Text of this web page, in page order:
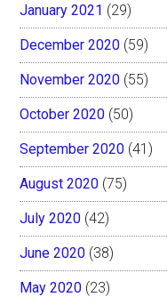
January 2021 (29)
December 2020 (59)
November 2020 (55)
October 2020 (50)
September 2020 (41)
August 2020 (75)
July 2020 (42)
June 2020 (38)
May 2020 (23)